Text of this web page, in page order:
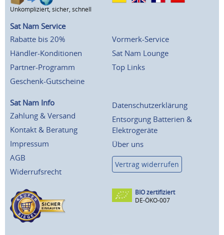
Unkompliziert, sicher, schnell
Sat Nam Service
Rabatte bis 20%
Händler-Konditionen
Partner-Programm
Geschenk-Gutscheine
Vormerk-Service
Sat Nam Lounge
Top Links
Sat Nam Info
Zahlung & Versand
Kontakt & Beratung
Impressum
AGB
Widerrufsrecht
Datenschutzerklärung
Entsorgung Batterien &
Elektrogeräte
Über uns
Vertrag widerrufen
BIO zertifiziert
DE-ÖKO-007